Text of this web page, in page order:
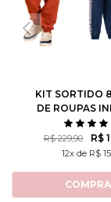
KIT SORTIDO
DE ROUPAS
MASCULINO
CASACOS + 4
R$ 229,90 R$
12x de R$